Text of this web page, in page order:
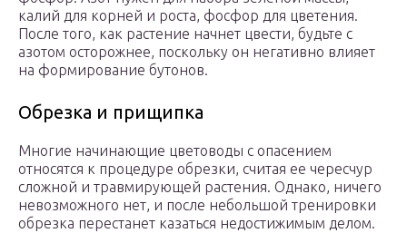
калий для корней и роста, фосфор для цветения.
После того, как растение начнет цвести, будьте с
азотом осторожнее, поскольку он негативно влияет
на формирование бутонов.
Обрезка и прищипка
Многие начинающие цветоводы с опасением
относятся к процедуре обрезки, считая ее чересчур
сложной и травмирующей растения. Однако, ничего
невозможного нет, и после небольшой тренировки
обрезка перестанет казаться недостижимым делом.